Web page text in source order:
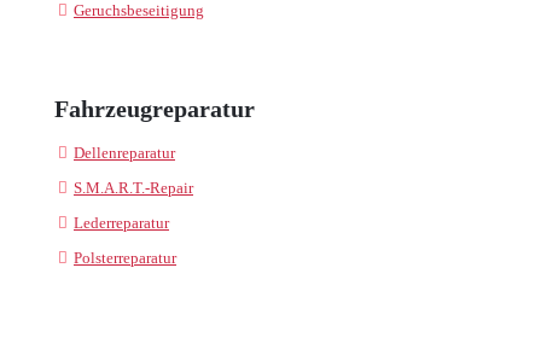
Geruchsbeseitigung
Fahrzeugreparatur
Dellenreparatur
S.M.A.R.T.-Repair
Lederreparatur
Polsterreparatur